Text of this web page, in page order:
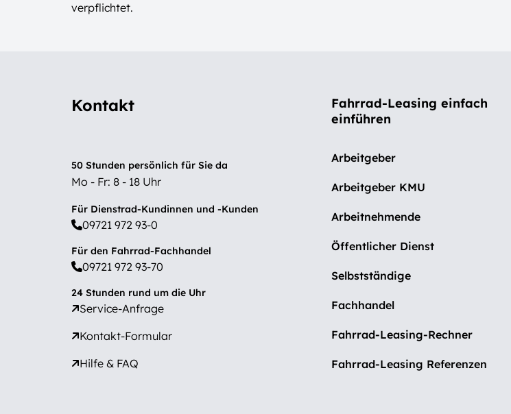
verpflichtet.
Kontakt
50 Stunden persönlich für Sie da
Mo - Fr: 8 - 18 Uhr
Für Dienstrad-Kundinnen und -Kunden
09721 972 93-0
Für den Fahrrad-Fachhandel
09721 972 93-70
24 Stunden rund um die Uhr
Service-Anfrage
Kontakt-Formular
Hilfe & FAQ
Fahrrad-Leasing einfach
einführen
Arbeitgeber
Arbeitgeber KMU
Arbeitnehmende
Öffentlicher Dienst
Selbstständige
Fachhandel
Fahrrad-Leasing-Rechner
Fahrrad-Leasing Referenzen